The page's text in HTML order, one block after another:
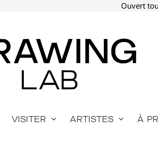
Ouvert
Visiter Artistes À